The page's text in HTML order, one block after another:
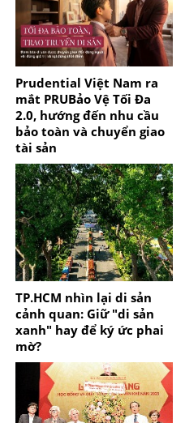
Prudential Việt Nam ra
mắt PRUBảo Vệ Tối Đa
2.0, hướng đến nhu cầu
bảo toàn và chuyển giao
tài sản
TP.HCM nhìn lại di sản
cảnh quan: Giữ "di sản
xanh" hay để ký ức phai
mờ?